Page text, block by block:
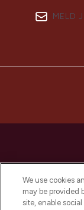
MELD
beste
We use cookies
may be provided
site, enable